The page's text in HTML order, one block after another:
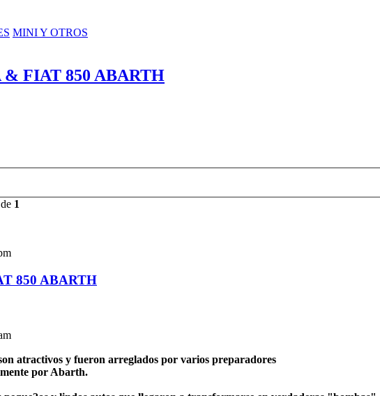
MINI Y OTROS
FIAT 850 ABARTH
de 1
850 ABARTH
atractivos y fueron arreglados por varios preparadores
por Abarth.